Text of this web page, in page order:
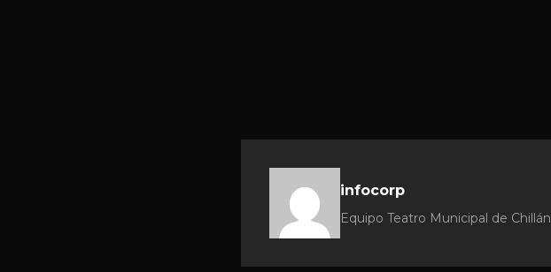
infocorp
Equipo Teatro Municipal de Chillán